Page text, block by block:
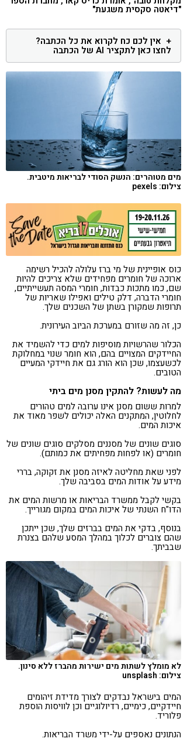
קורונה
"דיאטה סקסית משגעת"
אין לכם כח לקרוא את כל הכתבה?
לחצו כאן לתקציר AI של הכתבה
מים מטוהרים: הנשק הסודי לבריאות מיטבית.
צילום: pexels
כוס אופיינית של מי ברז עלולה להכיל רשימה
ארוכה של חומרים מפחידים שלא צריכים להיות
שם, כמו מתכות כבדות, חומרי המסה תעשייתיים,
חומרי הדברה, דלק טילים ואפילו שאריות של
תרופות שמקורן בשתן של השכנים שלך.
כן, זה מה שזורם במערכת הביוב העירונית.
הכלור שהרשויות מוסיפות למים כדי להשמיד את
החיידקים המצויים בהם, הוא חומר שנוי במחלוקת
לכשעצמו, שכן הוא הורג גם את חיידקי המעיים
הטובים.
מה לעשות? להתקין מסנן מים ביתי
למרות ששום מסנן אינו ערובה למים טהורים
לחלוטין, המתקנים האלה יכולים לשפר מאוד את
איכות המים.
סוגים שונים של מסננים מסלקים סוגים שונים של
חומרים (או לפחות מפחיתים את כמותם).
לפני שאת מחליטה לאיזה מסנן את זקוקה, בררי
מידע על אודות המים בסביבה שלך.
בקשי לקבל ממשרד הבריאות או מרשות המים את
הדו"ח השנתי של איכות המים במקום מגורייך.
בנוסף, בדקי את המים בברזים שלך, שכן ייתכן
שהם צוברים לכלוך במהלך המסע שלהם בצנרת
שבביתך.
לא מומלץ לשתות מים ישירות מהברז ללא סינון.
צילום: unsplash
המים בישראל נבדקים לצורך מדידת זיהומים
חיידקיים, כימיים, רדיולוגיים וכן לוויסות הוספת
פלוריד.
הנתונים נאספים על-ידי משרד הבריאות.